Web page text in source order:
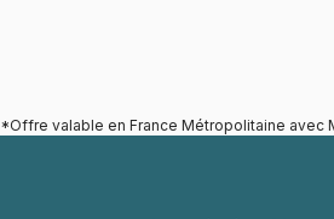
*Offre valable en France Métropolitaine avec